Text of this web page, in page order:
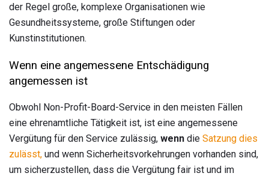
der Regel große, komplexe Organisationen wie
Gesundheitssysteme, große Stiftungen oder
Kunstinstitutionen.
Wenn eine angemessene Entschädigung
angemessen ist
Obwohl Non-Profit-Board-Service in den meisten Fällen
eine ehrenamtliche Tätigkeit ist, ist eine angemessene
Vergütung für den Service zulässig, wenn die Satzung dies
zulässt, und wenn Sicherheitsvorkehrungen vorhanden sind,
um sicherzustellen, dass die Vergütung fair ist und im